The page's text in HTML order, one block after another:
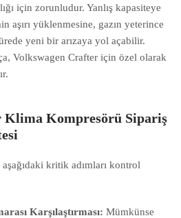
için zorunludur. Yanlış kapasiteye
aşırı yüklenmesine, gazın yeterince
yeni bir arızaya yol açabilir.
Volkswagen Crafter için özel olarak
Klima Kompresörü Sipariş
kritik adımları kontrol
Karşılaştırması: Mümkünse